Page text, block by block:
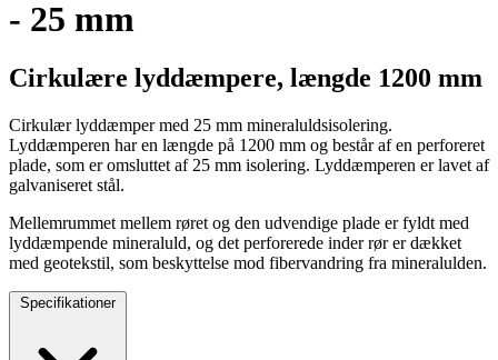
- 25 mm
Cirkulære lyddæmpere, længde 1200 mm
Cirkulær lyddæmper med 25 mm mineraluldsisolering.
Lyddæmperen har en længde på 1200 mm og består af en perforeret
plade, som er omsluttet af 25 mm isolering. Lyddæmperen er lavet af
galvaniseret stål.
Mellemrummet mellem røret og den udvendige plade er fyldt med
lyddæmpende mineraluld, og det perforerede inder rør er dækket
med geotekstil, som beskyttelse mod fibervandring fra mineralulden.
Specifikationer